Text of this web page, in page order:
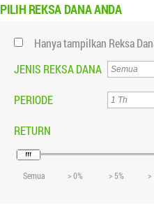
PILIH REKSA DANA ANDA
Hanya tampilkan Reksa
JENIS REKSA DANA
PERIODE
RETURN
Semua > 0% > 5% >